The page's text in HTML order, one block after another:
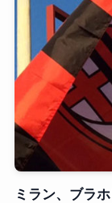
ミラン、ブラ